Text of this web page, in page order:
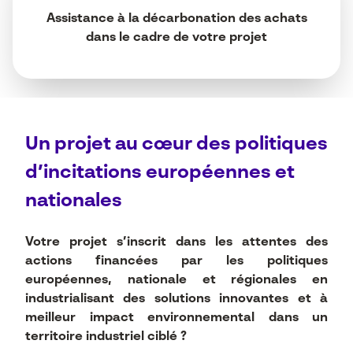
Assistance à la décarbonation des achats
dans le cadre de votre projet
Un projet au cœur des politiques
d’incitations européennes et
nationales
Votre projet s’inscrit dans les attentes des
actions financées par les politiques
européennes, nationale et régionales en
industrialisant des solutions innovantes et à
meilleur impact environnemental dans un
territoire industriel ciblé ?